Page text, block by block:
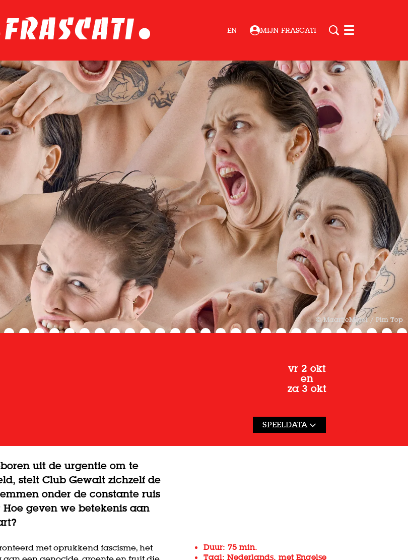
EN MIJN FRASCATI Menu
© MaartjeMerel / Pim Top
vr 2 okt
en
za 3 okt
SPEELDATA
uit de urgentie om te
stelt Club Gewalt zichzelf de
onder de constante ruis
geven we betekenis aan
met oprukkend fascisme, het
Duur: 75 min.
Taal: Nederlands, met Engelse